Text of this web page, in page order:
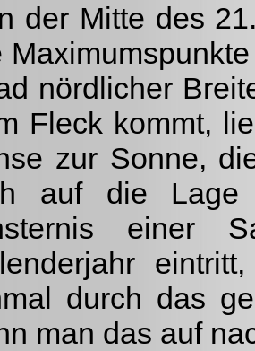
der Mitte des
nördlicher
Fleck kommt,
zur Sonne,
auf die Lage
einer
durch das
man das auf